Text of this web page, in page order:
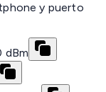
y puerto
dBm